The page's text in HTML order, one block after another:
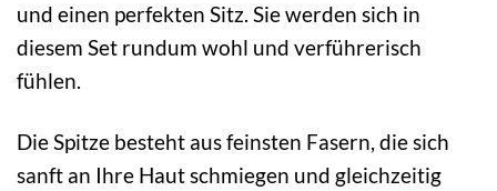
und einen perfekten Sitz. Sie werden sich in
diesem Set rundum wohl und verführerisch
fühlen.
Die Spitze besteht aus feinsten Fasern, die sich
sanft an Ihre Haut schmiegen und gleichzeitig